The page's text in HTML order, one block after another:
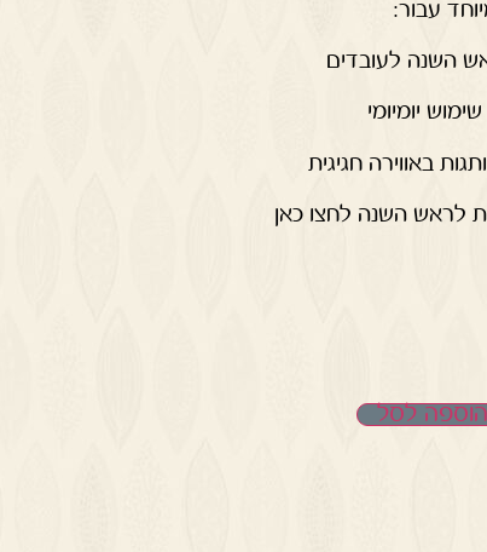
עבור:
השנה לעובדים
יומיומי
באווירה חגיגית
לראש השנה לחצו כאן
הוספה לסל